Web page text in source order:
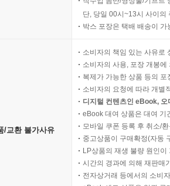
단, 당일 00시~13시 사이의
박스 포장은 택배 배송이
/교환 불가사유
소비자의 책임 있는 사유로
소비자의 사용, 포장 개봉
복제가 가능한 상품 등의
소비자의 요청에 따라 개별
디지털 컨텐츠인 eBook,
eBook 대여 상품은 대여 기
모바일 쿠폰 등록 후 취소/
중고상품이 구매확정(자동
LP상품의 재생 불량 원인
시간의 경과에 의해 재판매
전자상거래 등에서의 소비